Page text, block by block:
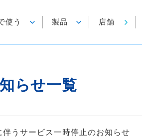
使う 製品 店舗
らせ一覧
うサービス一時停止のお知らせ